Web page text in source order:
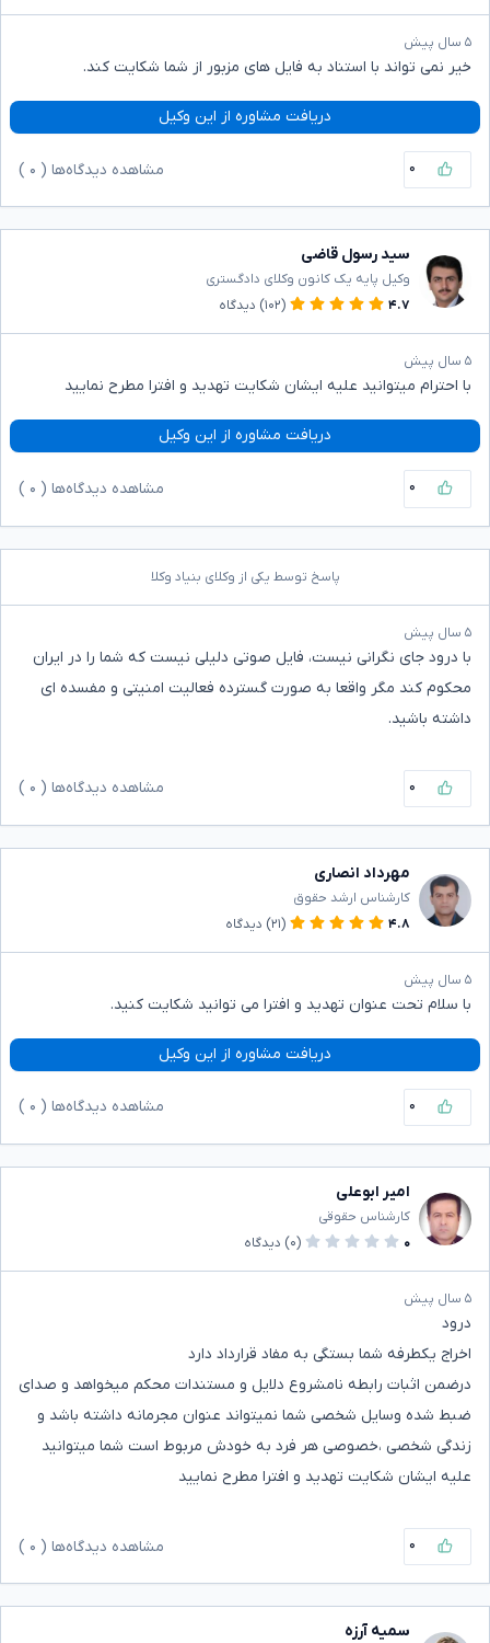
۵ سال پیش
خیر نمی تواند با استناد به فایل های مزبور از شما شکایت کند.
دریافت مشاوره از این وکیل
۰ مشاهده دیدگاه‌ها ( ۰
سید رسول قاضی
وکیل پایه یک کانون وکلای دادگستری
۴.۷
(۱۰۲) دیدگاه
۵ سال پیش
با احترام میتوانید علیه ایشان شکایت تهدید و افترا مطرح نمایید
دریافت مشاوره از این وکیل
۰ مشاهده دیدگاه‌ها ( ۰
پاسخ توسط یکی از وکلای بنیاد وکلا
۵ سال پیش
با درود جای نگرانی نیست، فایل صوتی دلیلی نیست که شما را در ایران
محکوم کند مگر واقعا به صورت گسترده فعالیت امنیتی و مفسده ای
داشته باشید.
۰ مشاهده دیدگاه‌ها ( ۰
مهرداد انصاری
کارشناس ارشد حقوق
۴.۸
(۲۱) دیدگاه
۵ سال پیش
با سلام تحت عنوان تهدید و افترا می توانید شکایت کنید.
دریافت مشاوره از این وکیل
۰ مشاهده دیدگاه‌ها ( ۰
امیر ابوعلی
کارشناس حقوقی
۰
(۰) دیدگاه
۵ سال پیش
درود
اخراج یکطرفه شما بستگی به مفاد قرارداد دارد
درضمن اثبات رابطه نامشروع دلایل و مستندات محکم میخواهد و صدای
ضبط شده وسایل شخصی شما نمیتواند عنوان مجرمانه داشته باشد و
زندگی شخصی ،خصوصی هر فرد به خودش مربوط است شما میتوانید
علیه ایشان شکایت تهدید و افترا مطرح نمایید
۰ مشاهده دیدگاه‌ها ( ۰
سمیه آرزه